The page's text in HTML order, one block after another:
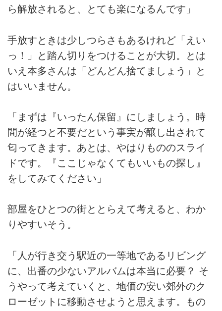
ら解放されると、とても楽になるんです」
手放すときは少しつらさもあるけれど「えい
っ！」と踏ん切りをつけることが大切。とは
いえ本多さんは「どんどん捨てましょう」と
はいいません。
「まずは『いったん保留』にしましょう。時
間が経つと不要だという事実が醸し出されて
匂ってきます。あとは、やはりもののスライ
ドです。『ここじゃなくてもいいもの探し』
をしてみてください」
部屋をひとつの街ととらえて考えると、わか
りやすいそう。
「人が行き交う駅近の一等地であるリビング
に、出番の少ないアルバムは本当に必要？ そ
うやって考えていくと、地価の安い郊外のク
ローゼットに移動させようと思えます。もの